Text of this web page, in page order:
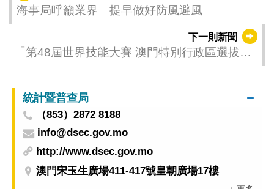
海事局呼籲業界 提早做好防風避風
下一則新聞
「第48屆世界技能大賽 澳門特別行政區選拔
統計暨普查局
（853）2872 8188
info@dsec.gov.mo
http://www.dsec.gov.mo
澳門宋玉生廣場411-417號皇朝廣場17樓